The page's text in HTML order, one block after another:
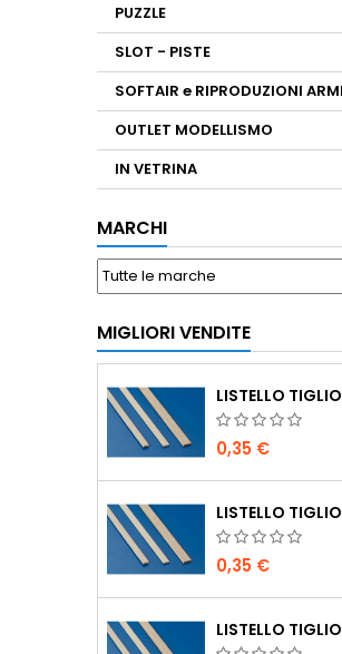
PUZZLE
SLOT - PISTE
SOFTAIR e RIPRODUZIONI ARMI
OUTLET MODELLISMO
IN VETRINA
MARCHI
MIGLIORI VENDITE
LISTELLO
0,35 €
LISTELLO
0,35 €
LISTELLO